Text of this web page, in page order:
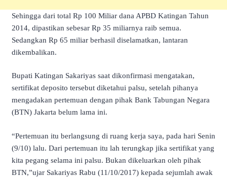
Sehingga dari total Rp 100 Miliar dana APBD Katingan Tahun
2014, dipastikan sebesar Rp 35 miliarnya raib semua.
Sedangkan Rp 65 miliar berhasil diselamatkan, lantaran
dikembalikan.
Bupati Katingan Sakariyas saat dikonfirmasi mengatakan,
sertifikat deposito tersebut diketahui palsu, setelah pihanya
mengadakan pertemuan dengan pihak Bank Tabungan Negara
(BTN) Jakarta belum lama ini.
“Pertemuan itu berlangsung di ruang kerja saya, pada hari Senin
(9/10) lalu. Dari pertemuan itu lah terungkap jika sertifikat yang
kita pegang selama ini palsu. Bukan dikeluarkan oleh pihak
BTN,”ujar Sakariyas Rabu (11/10/2017) kepada sejumlah awak